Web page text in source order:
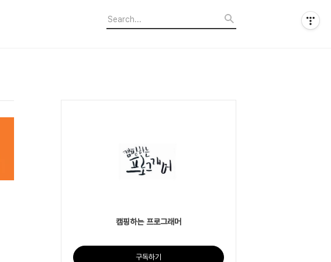
캠핑하는 프로그래머
구독하기